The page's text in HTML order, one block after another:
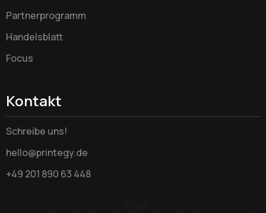
Partnerprogramm
Handelsblatt
Focus
Kontakt
Schreibe uns!
hello@printegy.de
+49 201 890 63 448